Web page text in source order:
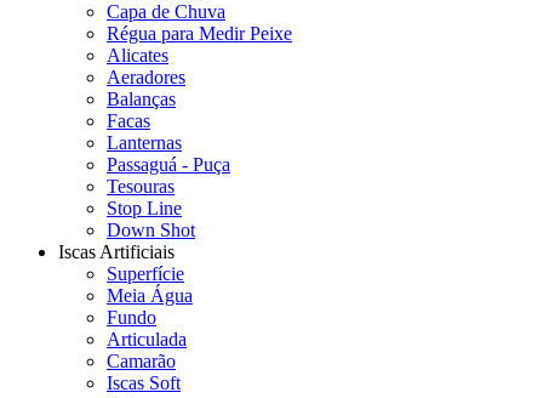
Capa de Chuva
Régua para Medir Peixe
Alicates
Aeradores
Balanças
Facas
Lanternas
Passaguá - Puça
Tesouras
Stop Line
Down Shot
Iscas Artificiais
Superfície
Meia Água
Fundo
Articulada
Camarão
Iscas Soft